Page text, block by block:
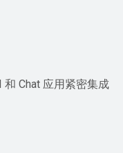
Chat 应用紧密集成